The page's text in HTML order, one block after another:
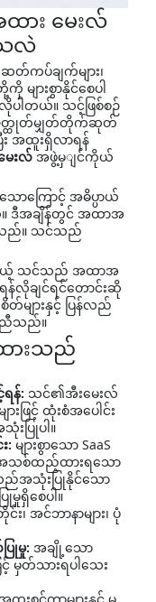
ား မေးလ်
လဲ
တ်ကပ်ချက်များ၊
များစွာနိုင်စေပါ
ါတယ်။ သင့်ဖြစ်စဉ်
ေွတ္ထုတ်မျှတ်တိုက်ဆုတ်
အထူးရှိလာရန်
ေးလ်အဖွဲ့မှျင်ကိုယ်
ာကြောင့် အဓိပ္ပာယ်
ဒီအချိန်တွင် အထာအ
သည်။ သင်သည်
မယ့် သင်သည် အထာအ
န်လိုချင်ရင်တောင်းဆို
ျားနှင့် ပြန်လည်
ညီသည်။
ားသည်
န်: သင်၏အီးမေးလ်
ဖြင့် ထုံးစံအပေါင်း
ပြုပါ။
: များစွာသော SaaS
သစ်ထည့်ထားရသော
အသုံးပြုနိုင်သော
ရှိစေပါ။
၊ အင်ဘာနာများ၊ ပုံ
ြုမှု: အချို့သော
င့် မှတ်သားရပါသေး
အထူးစင်တာများနှင့် မ